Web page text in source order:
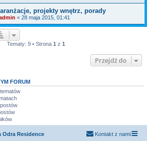
projekty wnętrz, porady
« 28 maja 2015, 01:41
Tematy: 9 • Strona 1 z 1
Przejdź do
FORUM
Odra Residence Kontakt z nami